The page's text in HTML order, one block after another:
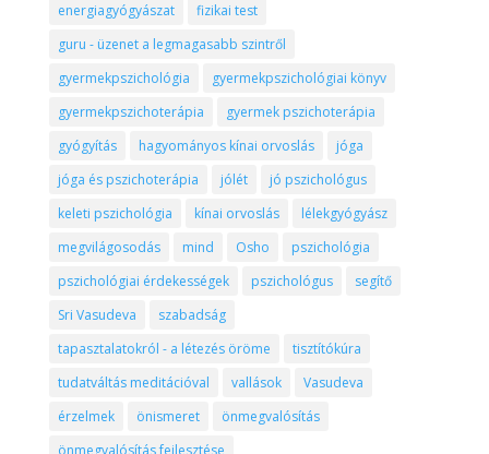
energiagyógyászat
fizikai test
guru - üzenet a legmagasabb szintről
gyermekpszichológia
gyermekpszichológiai könyv
gyermekpszichoterápia
gyermek pszichoterápia
gyógyítás
hagyományos kínai orvoslás
jóga
jóga és pszichoterápia
jólét
jó pszichológus
keleti pszichológia
kínai orvoslás
lélekgyógyász
megvilágosodás
mind Osho
pszichológia
pszichológiai érdekességek
pszichológus
segítő
Sri Vasudeva
szabadság
tapasztalatokról - a létezés öröme
tisztítókúra
tudatváltás meditációval
vallások
Vasudeva
érzelmek
önismeret
önmegvalósítás